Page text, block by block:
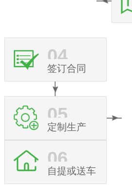
04
签订合同
05
定制生产
06
自提或送车